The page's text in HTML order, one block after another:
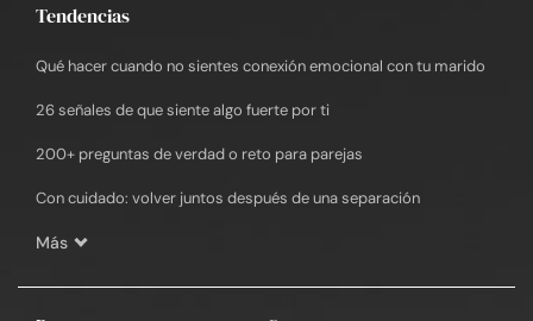
Tendencias
Qué hacer cuando no sientes conexión emocional con tu marido
26 señales de que siente algo fuerte por ti
200+ preguntas de verdad o reto para parejas
Con cuidado: volver juntos después de una separación
Más